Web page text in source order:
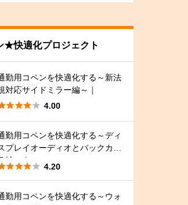
★快適化プロジェクト
勤用コペンを快適化する～新法
対応サイドミラー編～｜
 4.00
勤用コペンを快適化する～ディ
プレイオーディオとバックカメ
編～｜
 4.20
勤用コペンを快適化する～ウォ